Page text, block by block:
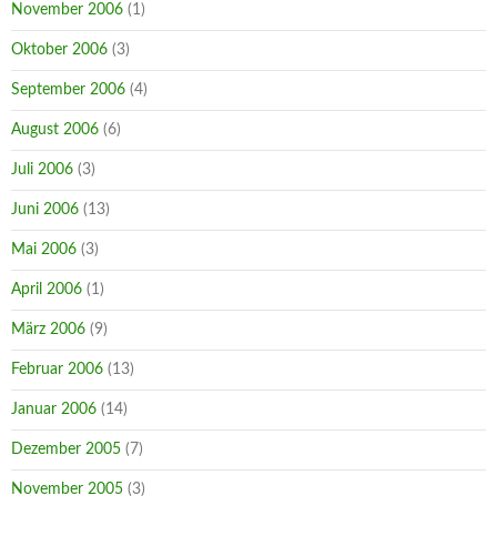
November 2006 (1)
Oktober 2006 (3)
September 2006 (4)
August 2006 (6)
Juli 2006 (3)
Juni 2006 (13)
Mai 2006 (3)
April 2006 (1)
März 2006 (9)
Februar 2006 (13)
Januar 2006 (14)
Dezember 2005 (7)
November 2005 (3)